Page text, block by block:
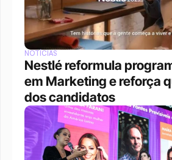
NOTÍCIAS
Nestlé reformula
em Marketing e reforça
dos candidatos